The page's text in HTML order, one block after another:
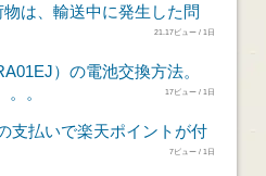
は、輸送中に発生した問
21.17ビュー / 1日
）の電池交換方法。
。
17ビュー / 1日
支払いで楽天ポイントが付
7ビュー / 1日